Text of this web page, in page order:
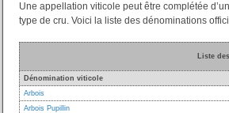
Une appellation viticole peut être complétée
type de cru. Voici la liste des dénominations
Liste
Dénomination viticole
Arbois
Arbois Pupillin